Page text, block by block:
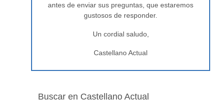
antes de enviar sus preguntas, que estaremos
gustosos de responder.
Un cordial saludo,
Castellano Actual
Buscar en Castellano Actual